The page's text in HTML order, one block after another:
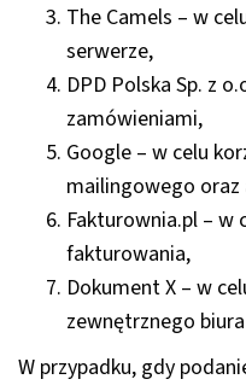
The Camels – w
serwerze,
DPD Polska Sp. z
zamówieniami,
Google – w celu
mailingowego
Fakturownia.pl – w
fakturowania,
Dokument X – w
zewnętrznego
W przypadku, gdy